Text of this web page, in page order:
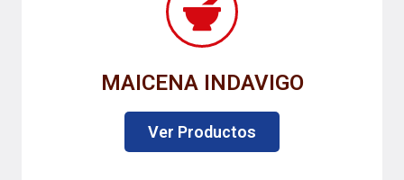
MAICENA INDAVIGO
Ver Productos